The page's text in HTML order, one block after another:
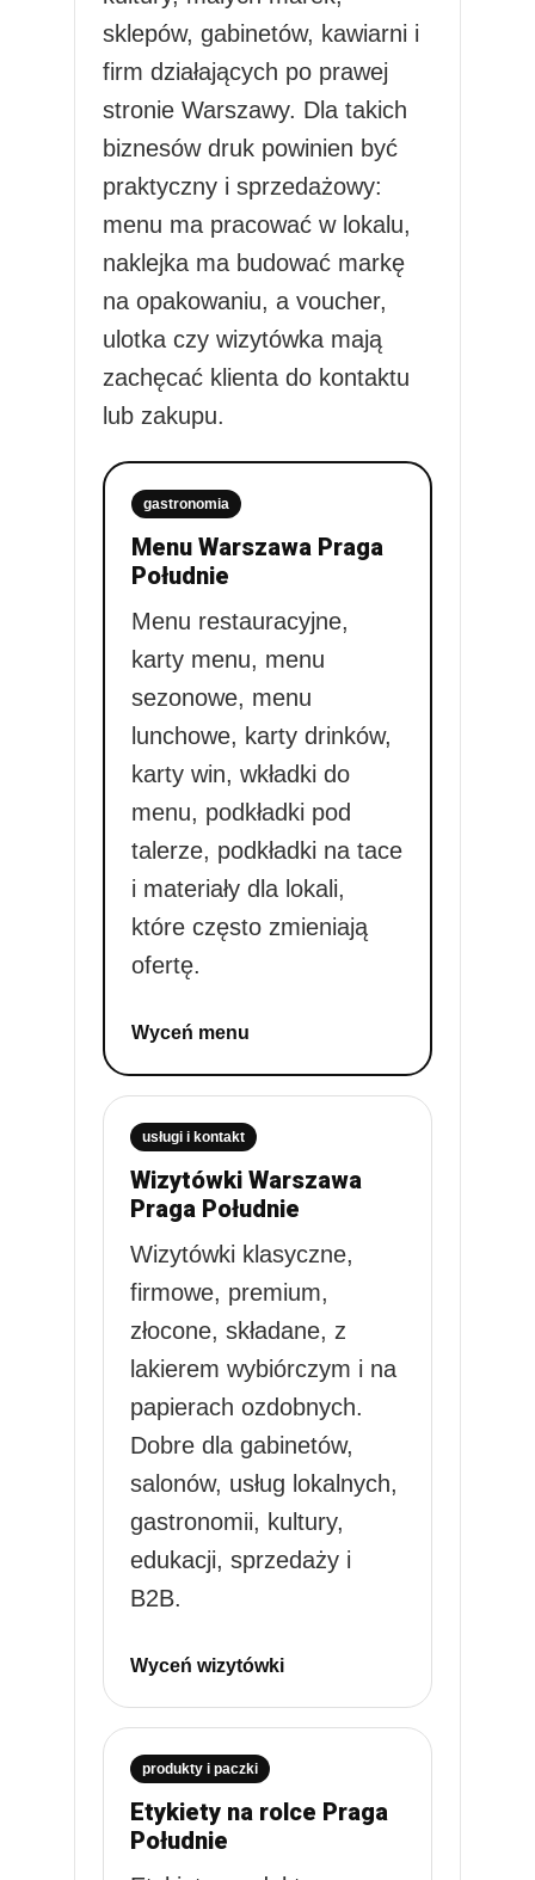
sklepów, gabinetów, kawiarni i
firm działających po prawej
stronie Warszawy. Dla takich
biznesów druk powinien być
praktyczny i sprzedażowy:
menu ma pracować w lokalu,
naklejka ma budować markę
na opakowaniu, a voucher,
ulotka czy wizytówka mają
zachęcać klienta do kontaktu
lub zakupu.
gastronomia
Menu Warszawa Praga
Południe
Menu restauracyjne,
karty menu, menu
sezonowe, menu
lunchowe, karty drinków,
karty win, wkładki do
menu, podkładki pod
talerze, podkładki na tace
i materiały dla lokali,
które często zmieniają
ofertę.
Wyceń menu
usługi i kontakt
Wizytówki Warszawa
Praga Południe
Wizytówki klasyczne,
firmowe, premium,
złocone, składane, z
lakierem wybiórczym i na
papierach ozdobnych.
Dobre dla gabinetów,
salonów, usług lokalnych,
gastronomii, kultury,
edukacji, sprzedaży i
B2B.
Wyceń wizytówki
produkty i paczki
Etykiety na rolce Praga
Południe